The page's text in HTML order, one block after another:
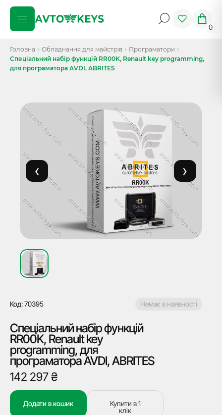
0
Головна Обладнання для майстрів
Програматори
Спеціальний набір функцій RR00K, Renault key programming,
для програматора AVDI, ABRITES
Код: 70395 Немає в наявності
Спеціальний набір функцій
RR00K, Renault key
programming, для
програматора AVDI, ABRITES
142 297₴
Додати в кошик
Купити в 1
клік